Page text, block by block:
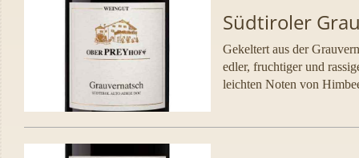
Südtiroler
Gekeltert aus der
edler, fruchtiger und
leichten Noten von